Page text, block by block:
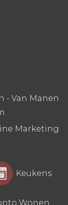
- Van Manen
Marketing
Keukens
Wonen